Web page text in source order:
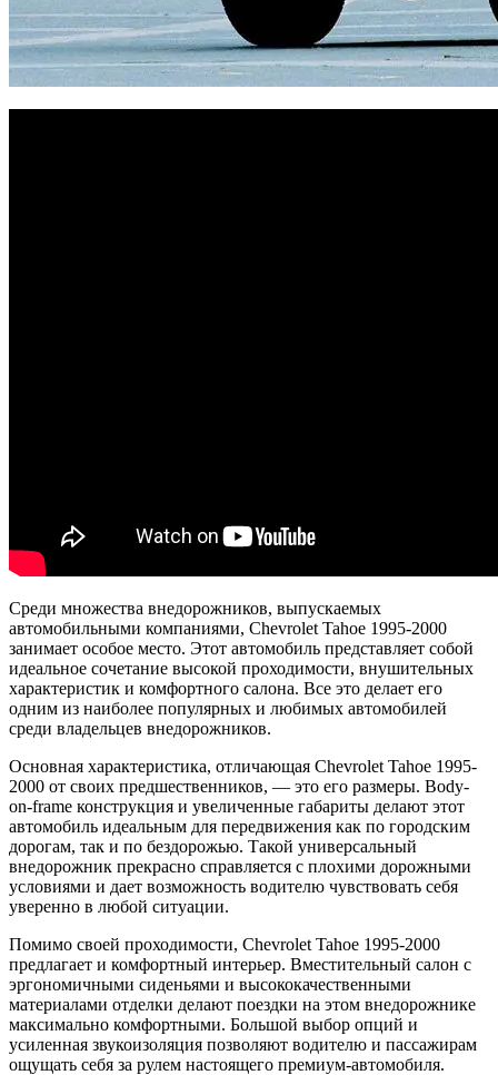
Среди множества внедорожников, выпускаемых
автомобильными компаниями, Chevrolet Tahoe 1995-2000
занимает особое место. Этот автомобиль представляет собой
идеальное сочетание высокой проходимости, внушительных
характеристик и комфортного салона. Все это делает его
одним из наиболее популярных и любимых автомобилей
среди владельцев внедорожников.
Основная характеристика, отличающая Chevrolet Tahoe 1995-
2000 от своих предшественников, — это его размеры. Body-
on-frame конструкция и увеличенные габариты делают этот
автомобиль идеальным для передвижения как по городским
дорогам, так и по бездорожью. Такой универсальный
внедорожник прекрасно справляется с плохими дорожными
условиями и дает возможность водителю чувствовать себя
уверенно в любой ситуации.
Помимо своей проходимости, Chevrolet Tahoe 1995-2000
предлагает и комфортный интерьер. Вместительный салон с
эргономичными сиденьями и высококачественными
материалами отделки делают поездки на этом внедорожнике
максимально комфортными. Большой выбор опций и
усиленная звукоизоляция позволяют водителю и пассажирам
ощущать себя за рулем настоящего премиум-автомобиля.